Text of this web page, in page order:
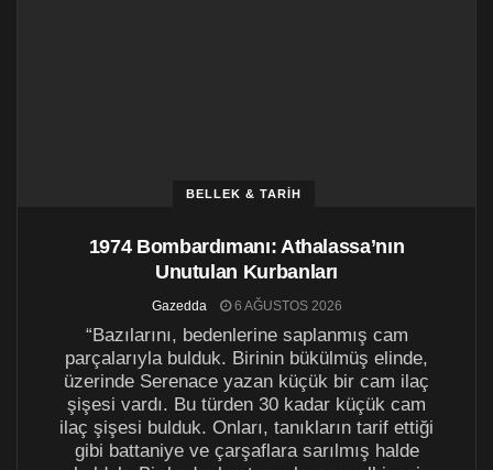
BELLEK & TARİH
1974 Bombardımanı: Athalassa’nın
Unutulan Kurbanları
Gazedda 6 AĞUSTOS 2026
“Bazılarını, bedenlerine saplanmış cam
parçalarıyla bulduk. Birinin bükülmüş elinde,
üzerinde Serenace yazan küçük bir cam ilaç
şişesi vardı. Bu türden 30 kadar küçük cam
ilaç şişesi bulduk. Onları, tanıkların tarif ettiği
gibi battaniye ve çarşaflara sarılmış halde